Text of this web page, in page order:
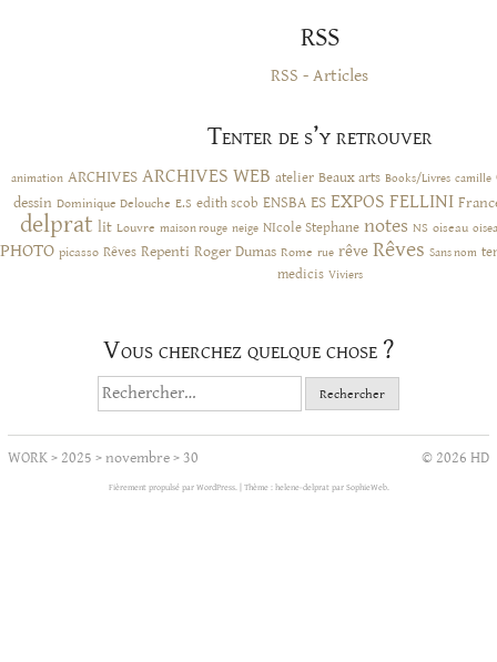
RSS
RSS - Articles
Tenter de s’y retrouver
animation ARCHIVES ARCHIVES WEB atelier Beaux arts Books/Livres camille
dessin Dominique Delouche E.S edith scob ENSBA ES EXPOS FELLINI
delprat lit Louvre maison rouge neige NIcole Stephane notes NS oiseau
PHOTO picasso Rêves Repenti Roger Dumas Rome rue rêve Rêves Sans nom
medicis Viviers
Vous cherchez quelque chose ?
Rechercher :
WORK> 2025 >novembre>30 © 2026 HD
Fièrement propulsé par WordPress. Thème : helene-delprat par SophieWeb.